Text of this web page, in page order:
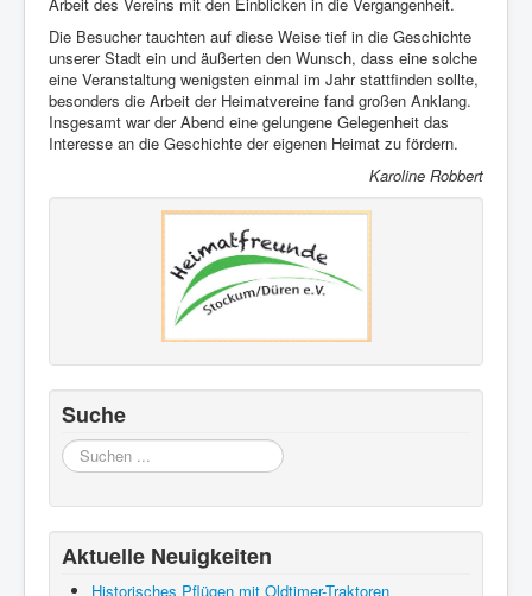
Die Besucher tauchten auf diese Weise tief in die Geschichte
unserer Stadt ein und äußerten den Wunsch, dass eine solche
eine Veranstaltung wenigsten einmal im Jahr stattfinden sollte,
besonders die Arbeit der Heimatvereine fand großen Anklang.
Insgesamt war der Abend eine gelungene Gelegenheit das
Interesse an die Geschichte der eigenen Heimat zu fördern.
Karoline Robbert
Suche
Suchen
...
Aktuelle Neuigkeiten
Historisches Pflügen mit Oldtimer-Traktoren